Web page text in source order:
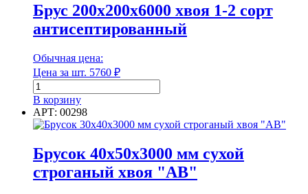
Количество в тонне
Количество в упаковке
Количество в упаковке
Брус 200х200х6000 хвоя 1-2 сорт
антисептированный
Обычная цена:
Цена за шт. 5760 ₽
Количество
товара
Брус
200х200х6000
хвоя
1-
2
сорт
антисептированный
В корзину
АРТ: 00298
Брусок 40х50х3000 мм сухой
строганый хвоя "АВ"